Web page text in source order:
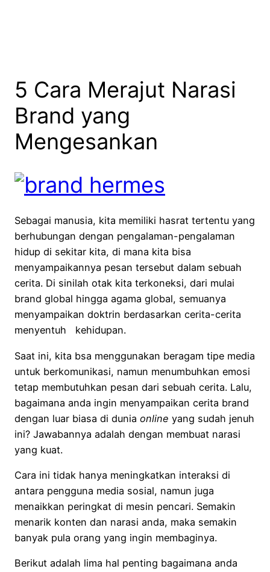
5 Cara Merajut Narasi
Brand yang
Mengesankan
Sebagai manusia, kita memiliki hasrat tertentu yang
berhubungan dengan pengalaman-pengalaman
hidup di sekitar kita, di mana kita bisa
menyampaikannya pesan tersebut dalam sebuah
cerita. Di sinilah otak kita terkoneksi, dari mulai
brand global hingga agama global, semuanya
menyampaikan doktrin berdasarkan cerita-cerita
menyentuh kehidupan.
Saat ini, kita bsa menggunakan beragam tipe media
untuk berkomunikasi, namun menumbuhkan emosi
tetap membutuhkan pesan dari sebuah cerita. Lalu,
bagaimana anda ingin menyampaikan cerita brand
dengan luar biasa di dunia online yang sudah jenuh
ini? Jawabannya adalah dengan membuat narasi
yang kuat.
Cara ini tidak hanya meningkatkan interaksi di
antara pengguna media sosial, namun juga
menaikkan peringkat di mesin pencari. Semakin
menarik konten dan narasi anda, maka semakin
banyak pula orang yang ingin membaginya.
Berikut adalah lima hal penting bagaimana anda